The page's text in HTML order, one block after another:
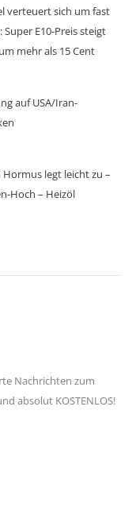
verteuert sich um fast
Super E10-Preis steigt
mehr als 15 Cent
auf USA/Iran-
legt leicht zu –
Hoch – Heizöl
Nachrichten zum
absolut KOSTENLOS!